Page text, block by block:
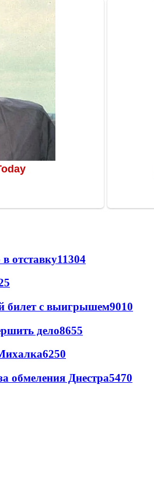
отставку11304
билет с выигрышем9010
дело8655
6250
обмеления Днестра5470